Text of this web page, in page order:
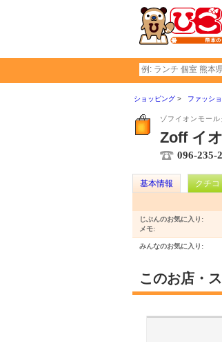
ショッピング ファッシ
ゾフイオンモー
Zoff イ
096-235-
基本情報 クチコ
じぶんのお気に入り:
メモ:
みんなのお気に入り:
このお店・